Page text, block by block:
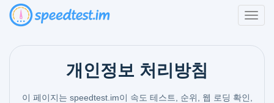
개인정보 처리방침
이 페이지는 speedtest.im이 속도 테스트, 순위, 웹 로딩 확인,